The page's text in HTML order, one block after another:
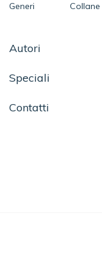
Generi
Collane
Autori
Speciali
Contatti